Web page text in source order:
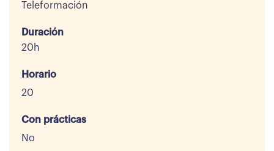
Teleformación
Duración
20h
Horario
20
Con prácticas
No